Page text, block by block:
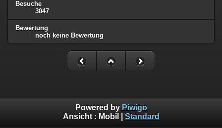
Besuche
3047
Bewertung
noch keine Bewertung
Powered by Piwigo
Ansicht : Mobil Standard